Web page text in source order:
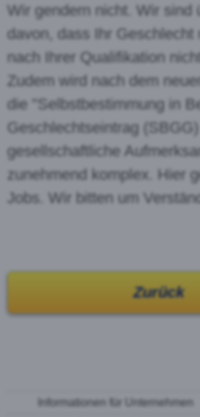
Wir gendern nicht. Wir sind
davon, dass Ihr Geschlecht
nach Ihrer Qualifikation
Zudem wird nach dem
die "Selbstbestimmung in
Geschlechtseintrag
gesellschaftliche
zunehmend komplex. Hier
Jobs. Wir bitten um
Zurück
Informationen für Unternehmen